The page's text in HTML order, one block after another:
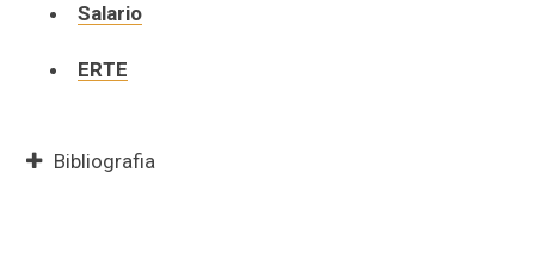
Salario
ERTE
Bibliografia